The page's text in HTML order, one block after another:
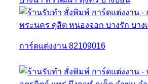
การ์ดแต่งงาน 82109016